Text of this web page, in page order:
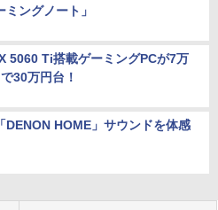
ミングノート」
5060 Ti搭載ゲーミングPCが7万
30万円台！
DENON HOME」サウンドを体感